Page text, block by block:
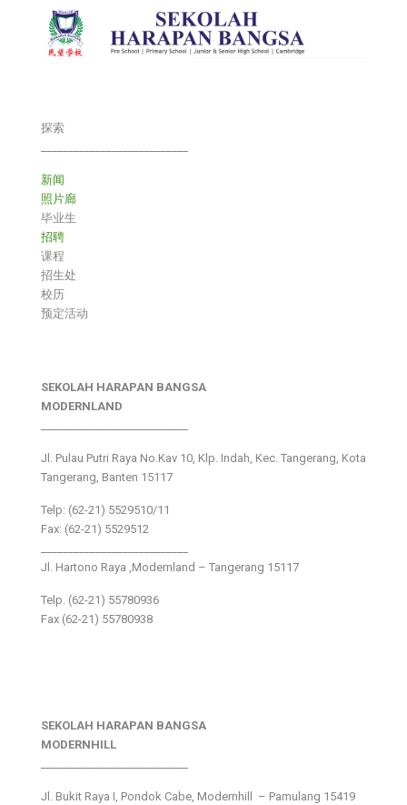
探索
新闻
照片廊
毕业生
招聘
课程
招生处
校历
预定活动
SEKOLAH HARAPAN BANGSA
MODERNLAND
Jl. Pulau Putri Raya No.Kav 10, Klp. Indah, Kec. Tangerang, Kota
Tangerang, Banten 15117
Telp: (62-21) 5529510/11
Fax: (62-21) 5529512
Jl. Hartono Raya ,Modernland – Tangerang 15117
Telp. (62-21) 55780936
Fax (62-21) 55780938
SEKOLAH HARAPAN BANGSA
MODERNHILL
Jl. Bukit Raya I, Pondok Cabe, Modernhill – Pamulang 15419